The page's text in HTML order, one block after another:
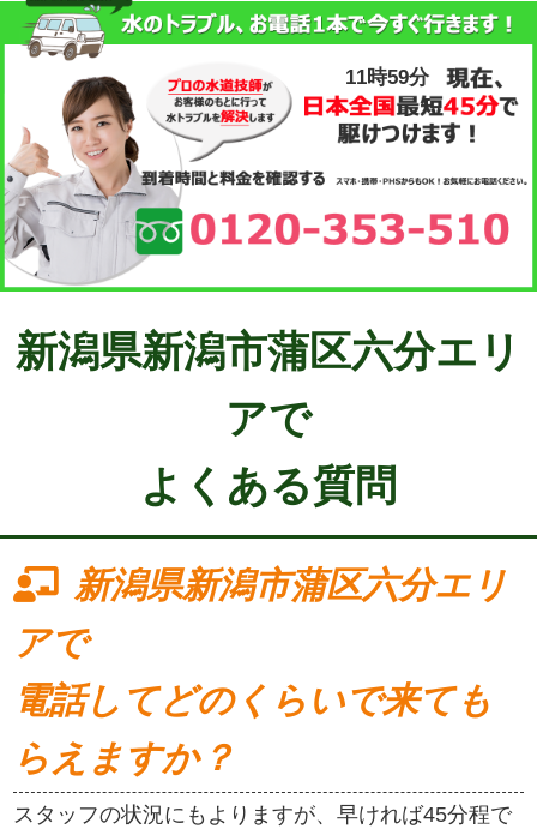
11時59分
新潟県新潟市蒲区六分エリ
アで
よくある質問
新潟県新潟市蒲区六分エリ
アで
電話してどのくらいで来ても
らえますか？
スタッフの状況にもよりますが、早ければ45分程で